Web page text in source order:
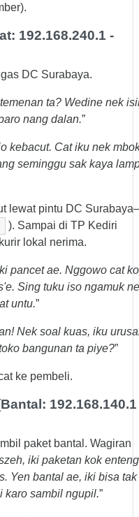
192.168.240.1 -
DC Surabaya.
ta? Wedine nek
nang dalan.”
kebacut. Cat iku nek
seminggu sak kaya
lewat pintu DC Surabaya–
). Sampai di TP Kediri
lokal nerima.
pancet ae. Nggowo cat
Sing tuku iso ngamuk
untu.”
Nek soal kuas, iku
bangunan ta piye?”
ke pembeli.
192.168.140.1
paket bantal. Wagiran
iki paketan kok enteng
Yen bantal ae, iki bisa tak
karo sambil ngupil.”